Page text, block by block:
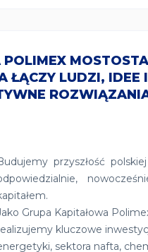
POLIMEX
ŁĄCZY LUDZI, IDEE I
przyszłość
Grupa Kapitałowa
kluczowe
sektora nafta,